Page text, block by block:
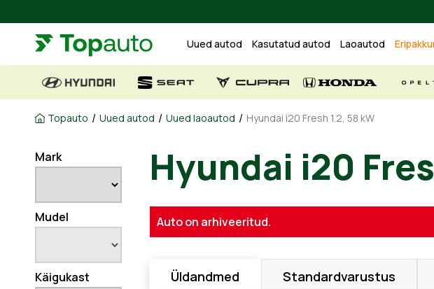
Uued autod Kasutatud autod Laoautod
Topauto / Uued autod / Uued laoautod / Hyundai i20 Fresh 1.2, 58 kW
Mark
Mudel
Käigukast
Hyundai i20
Auto on arhiveeritud.
Üldandmed Standardvarustus